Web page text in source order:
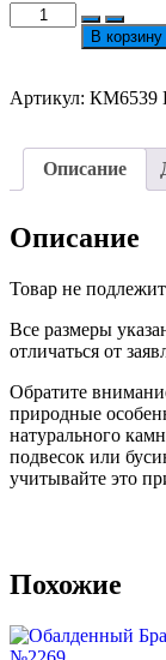
Количество
товара
Соединитель
12мм
В корзину
Артикул: КМ6539
Описание
Описание
Товар не
Все размеры
отличаться от
Обратите
природные
натурального
подвесок или
учитывайте это
Похожие